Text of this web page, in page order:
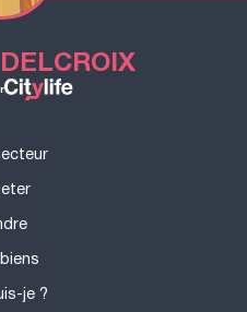
DELCROIX
je ?